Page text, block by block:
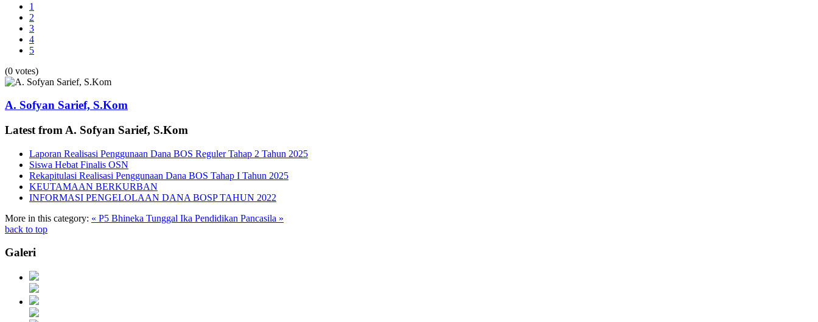
1
2
3
4
5
(0 votes)
A. Sofyan Sarief, S.Kom
Latest from A. Sofyan Sarief, S.Kom
Laporan Realisasi Penggunaan Dana BOS Reguler Tahap 2 Tahun 2025
Siswa Hebat Finalis OSN
Rekapitulasi Realisasi Penggunaan Dana BOS Tahap I Tahun 2025
KEUTAMAAN BERKURBAN
INFORMASI PENGELOLAAN DANA BOSP TAHUN 2022
More in this category: « P5 Bhineka Tunggal Ika Pendidikan Pancasila »
back to top
Galeri